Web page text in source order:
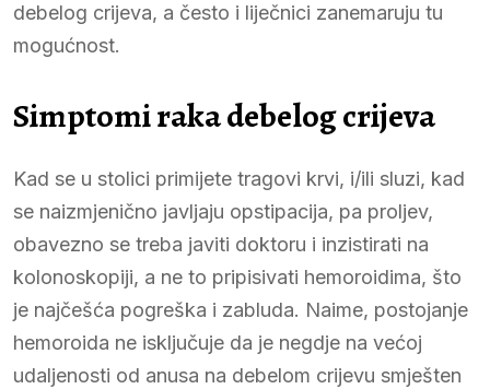
debelog crijeva, a često i liječnici zanemaruju tu
mogućnost.
Simptomi raka debelog crijeva
Kad se u stolici primijete tragovi krvi, i/ili sluzi, kad
se naizmjenično javljaju opstipacija, pa proljev,
obavezno se treba javiti doktoru i inzistirati na
kolonoskopiji, a ne to pripisivati hemoroidima, što
je najčešća pogreška i zabluda. Naime, postojanje
hemoroida ne isključuje da je negdje na većoj
udaljenosti od anusa na debelom crijevu smješten